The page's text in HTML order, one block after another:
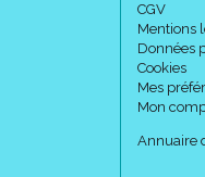
CGV
Mentions
Données
Cookies
Mes
Mon
Annuaire